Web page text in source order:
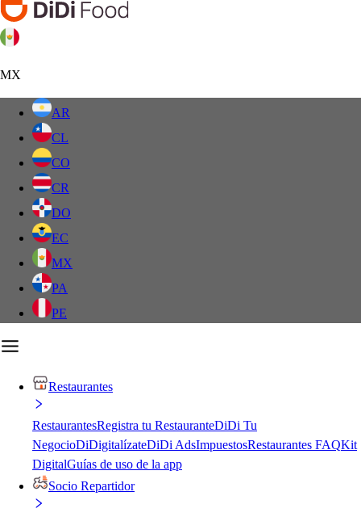
MX
AR
CL
CO
CR
DO
EC
MX
PA
PE
Restaurantes
RestaurantesRegistra tu RestauranteDiDi Tu
NegocioDiDigitalízateDiDi AdsImpuestosRestaurantes FAQKit
DigitalGuías de uso de la app
Socio Repartidor